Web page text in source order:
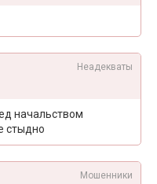
Неадекваты
начальством
стыдно
Мошенники